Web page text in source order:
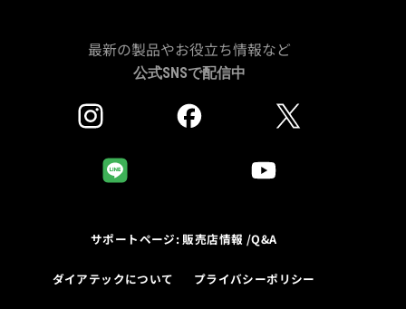
最新の製品やお役立ち情報など
公式SNSで配信中
サポートページ: 販売店情報 /Q&A
ダイアテックについて プライバシーポリシー